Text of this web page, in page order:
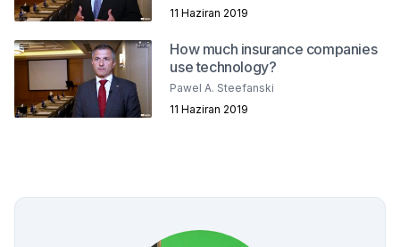
11 Haziran 2019
How much insurance companies
use technology?
Pawel A. Steefanski
11 Haziran 2019